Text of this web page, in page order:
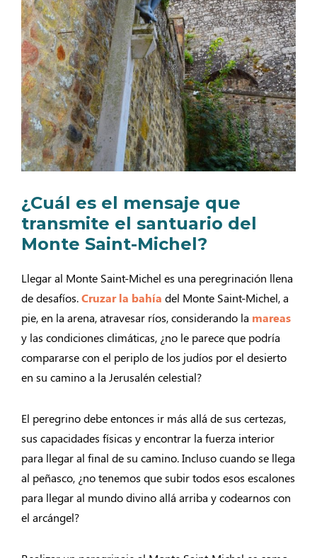
¿Cuál es el mensaje que
transmite el santuario del
Monte Saint-Michel?
Llegar al Monte Saint-Michel es una peregrinación llena
de desafíos.Cruzar la bahía del Monte Saint-Michel, a
pie, en la arena, atravesar ríos, considerando la mareas
y las condiciones climáticas, ¿no le parece que podría
compararse con el periplo de los judíos por el desierto
en su camino a la Jerusalén celestial?
El peregrino debe entonces ir más allá de sus certezas,
sus capacidades físicas y encontrar la fuerza interior
para llegar al final de su camino. Incluso cuando se llega
al peñasco, ¿no tenemos que subir todos esos escalones
para llegar al mundo divino allá arriba y codearnos con
el arcángel?